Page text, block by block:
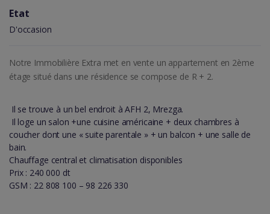
Etat
D'occasion
Notre Immobilière Extra met en vente un appartement en 2ème
étage situé dans une résidence se compose de R + 2.
Il se trouve à un bel endroit à AFH 2, Mrezga.
Il loge un salon +une cuisine américaine + deux chambres à
coucher dont une « suite parentale » + un balcon + une salle de
bain.
Chauffage central et climatisation disponibles
Prix : 240 000 dt
GSM : 22 808 100 – 98 226 330